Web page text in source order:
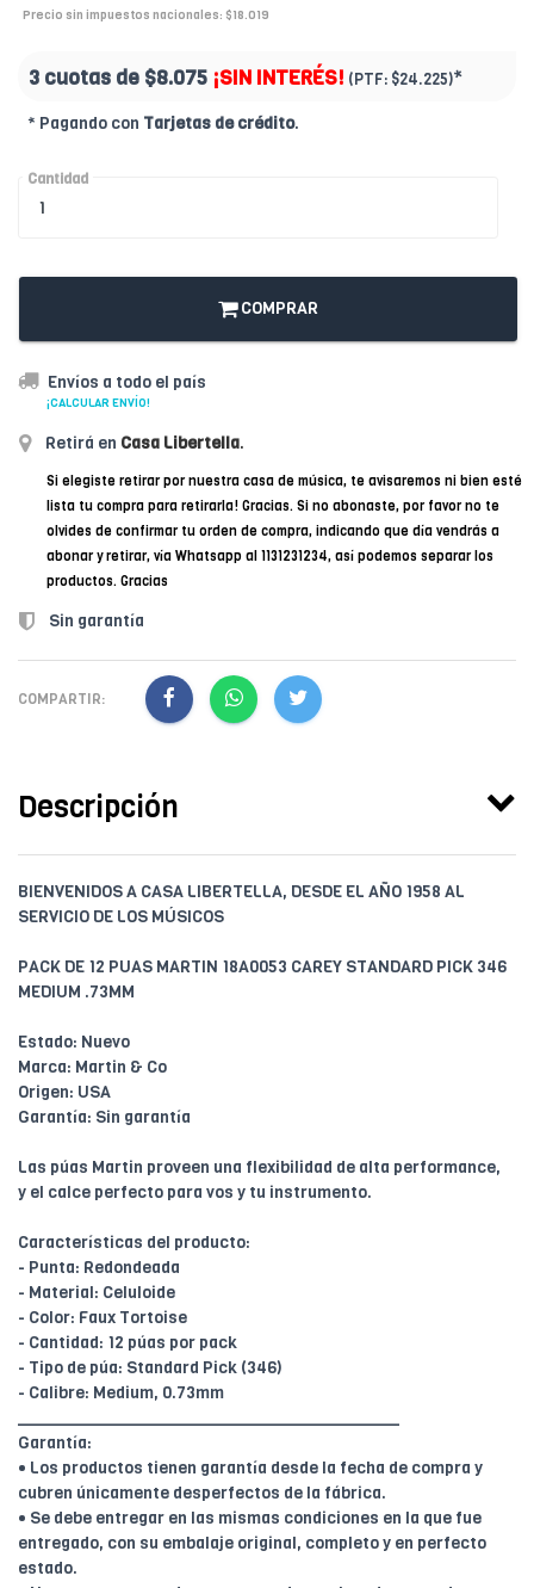
Precio sin impuestos nacionales: $18.019
3 cuotas de $8.075 ¡SIN INTERÉS! (PTF: $24.225)*
* Pagando con Tarjetas de crédito.
Cantidad
COMPRAR
Envíos a todo el país
¡CALCULAR ENVÍO!
Retirá en Casa Libertella.
Si elegiste retirar por nuestra casa de música, te avisaremos ni bien esté
lista tu compra para retirarla! Gracias. Si no abonaste, por favor no te
olvides de confirmar tu orden de compra, indicando que día vendrás a
abonar y retirar, vía Whatsapp al 1131231234, así podemos separar los
productos. Gracias
Sin garantía
COMPARTIR:
Descripción
BIENVENIDOS A CASA LIBERTELLA, DESDE EL AÑO 1958 AL
SERVICIO DE LOS MÚSICOS
PACK DE 12 PUAS MARTIN 18A0053 CAREY STANDARD PICK 346
MEDIUM .73MM
Estado: Nuevo
Marca: Martin & Co
Origen: USA
Garantía: Sin garantía
Las púas Martin proveen una flexibilidad de alta performance,
y el calce perfecto para vos y tu instrumento.
Características del producto:
- Punta: Redondeada
- Material: Celuloide
- Color: Faux Tortoise
- Cantidad: 12 púas por pack
- Tipo de púa: Standard Pick (346)
- Calibre: Medium, 0.73mm
________________________________________
Garantía:
• Los productos tienen garantía desde la fecha de compra y
cubren únicamente desperfectos de la fábrica.
• Se debe entregar en las mismas condiciones en la que fue
entregado, con su embalaje original, completo y en perfecto
estado.